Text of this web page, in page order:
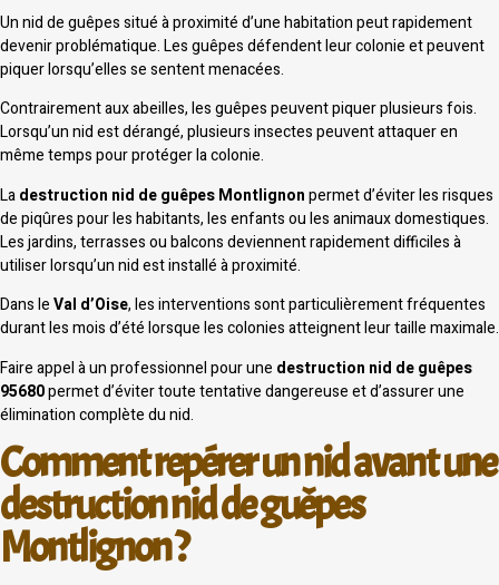
Un nid de guêpes situé à proximité d’une habitation peut rapidement
devenir problématique. Les guêpes défendent leur colonie et peuvent
piquer lorsqu’elles se sentent menacées.
Contrairement aux abeilles, les guêpes peuvent piquer plusieurs fois.
Lorsqu’un nid est dérangé, plusieurs insectes peuvent attaquer en
même temps pour protéger la colonie.
Ladestruction nid de guêpes Montlignonpermet d’éviter les risques
de piqûres pour les habitants, les enfants ou les animaux domestiques.
Les jardins, terrasses ou balcons deviennent rapidement difficiles à
utiliser lorsqu’un nid est installé à proximité.
Dans leVal d’Oise, les interventions sont particulièrement fréquentes
durant les mois d’été lorsque les colonies atteignent leur taille maximale.
Faire appel à un professionnel pour une destruction nid de guêpes
95680permet d’éviter toute tentative dangereuse et d’assurer une
élimination complète du nid.
Comment repérer un nid avant une
destruction nid de guêpes
Montlignon ?